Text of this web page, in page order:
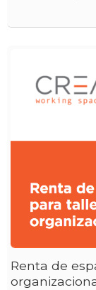
Renta de